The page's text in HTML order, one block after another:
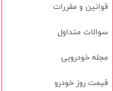
قوانین و مقررات
سوالات متداول
مجله خودرویی
قیمت روز خودرو